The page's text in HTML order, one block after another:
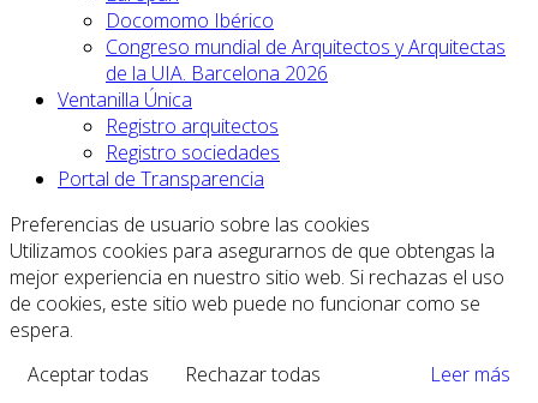
Docomomo Ibérico
Congreso mundial de Arquitectos y Arquitectas
de la UIA. Barcelona 2026
Ventanilla Única
Registro arquitectos
Registro sociedades
Portal de Transparencia
Preferencias de usuario sobre las cookies
Utilizamos cookies para asegurarnos de que obtengas la
mejor experiencia en nuestro sitio web. Si rechazas el uso
de cookies, este sitio web puede no funcionar como se
espera.
Aceptar todas
Rechazar todas
Leer más